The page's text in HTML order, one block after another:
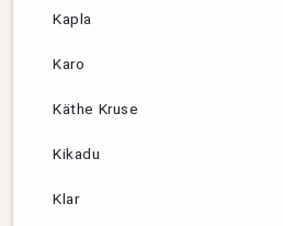
Kapla
Karo
Käthe Kruse
Kikadu
Klar